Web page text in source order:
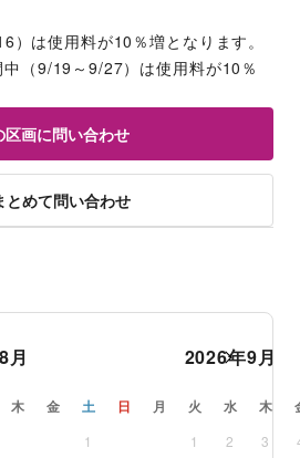
）は使用料が10％増となります。
（9/19～9/27）は使用料が10％
区画に問い合わせ
とめて問い合わせ
8月
木 金 土
1
2026年9月
日 月 火 水 木
1 2 3